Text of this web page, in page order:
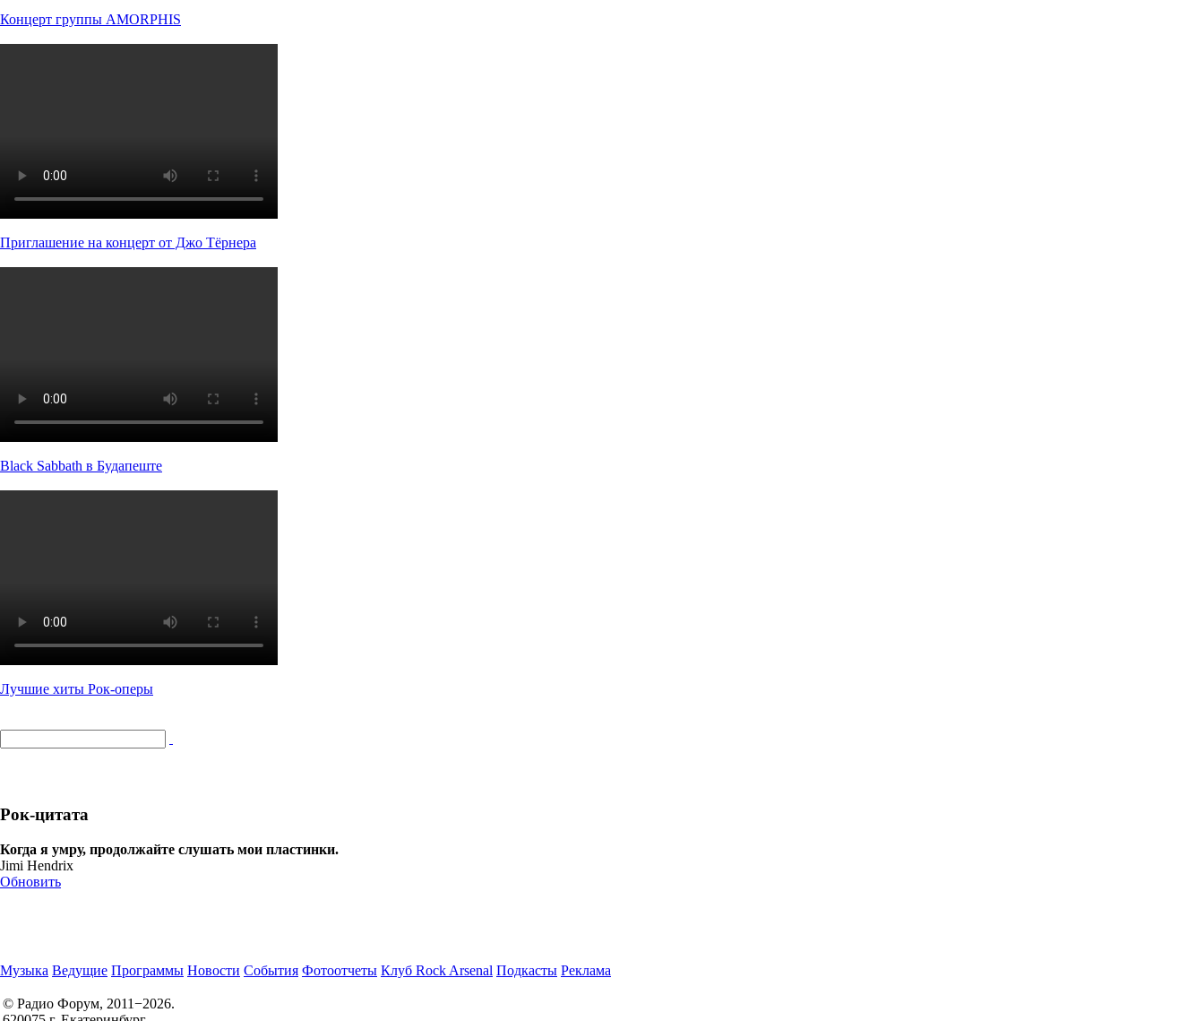
Концерт группы AMORPHIS
Приглашение на концерт от Джо Тёрнера
Black Sabbath в Будапеште
Лучшие хиты Рок-оперы
Рок-цитата
Когда я умру, продолжайте слушать мои пластинки.
Jimi Hendrix
Обновить
Музыка Ведущие Программы Новости События Фотоотчеты Клуб Rock Arsenal Подкасты Реклама
© Радио Форум, 2011−2026.